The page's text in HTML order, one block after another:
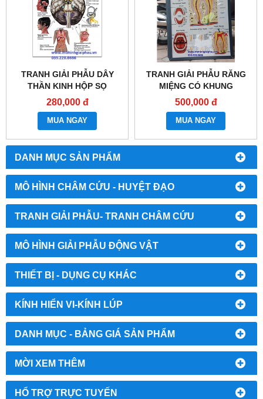
DANH MỤC SẢN PHẨM
MÔ HÌNH CHÂM CỨU - HUYỆT ĐẠO
TRANH GIẢI PHẪU- TRANH CHÂM CỨU
MÔ HÌNH GIẢI PHẪU ĐỘNG VẬT
THIẾT BỊ - DỤNG CỤ KHÁC
KÍNH HIỂN VI-KÍNH LÚP
DANH MỤC - BẢNG GIÁ SẢN PHẨM
MỜI XEM THÊM
HỔ TRỢ TRỰC TUYẾN
TRANH GIẢI PHẪU DÂY
THẦN KINH HỘP SỌ
280,000 đ
MUA NGAY
TRANH GIẢI PHẪU RĂNG
MIỆNG CÓ KHUNG
500,000 đ
MUA NGAY